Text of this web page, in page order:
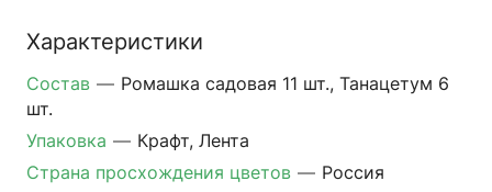
Характеристики
Состав — Ромашка садовая 11 шт., Танацетум 6
шт.
Упаковка — Крафт, Лента
Страна просхождения цветов — Россия